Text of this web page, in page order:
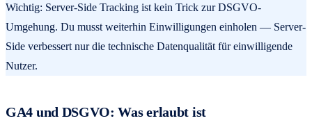
Wichtig: Server-Side Tracking ist kein Trick zur DSGVO-
Umgehung. Du musst weiterhin Einwilligungen einholen — Server-
Side verbessert nur die technische Datenqualität für einwilligende
Nutzer.
GA4 und DSGVO: Was erlaubt ist